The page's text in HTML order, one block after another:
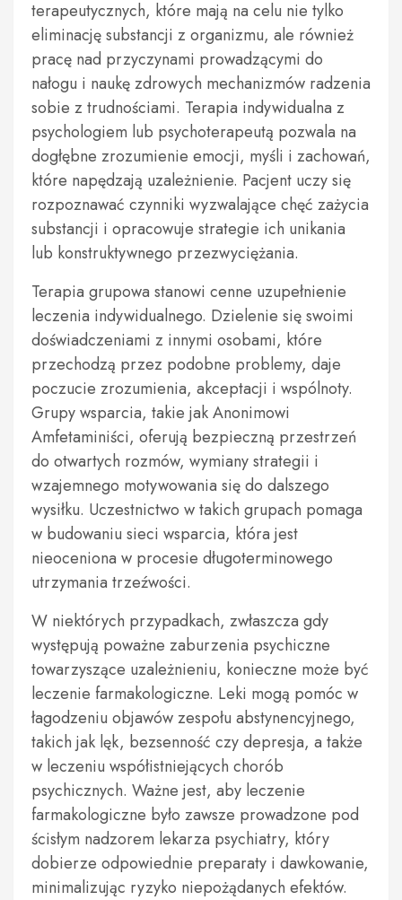
terapeutycznych, które mają na celu nie tylko
eliminację substancji z organizmu, ale również
pracę nad przyczynami prowadzącymi do
nałogu i naukę zdrowych mechanizmów radzenia
sobie z trudnościami. Terapia indywidualna z
psychologiem lub psychoterapeutą pozwala na
dogłębne zrozumienie emocji, myśli i zachowań,
które napędzają uzależnienie. Pacjent uczy się
rozpoznawać czynniki wyzwalające chęć zażycia
substancji i opracowuje strategie ich unikania
lub konstruktywnego przezwyciężania.
Terapia grupowa stanowi cenne uzupełnienie
leczenia indywidualnego. Dzielenie się swoimi
doświadczeniami z innymi osobami, które
przechodzą przez podobne problemy, daje
poczucie zrozumienia, akceptacji i wspólnoty.
Grupy wsparcia, takie jak Anonimowi
Amfetaminiści, oferują bezpieczną przestrzeń
do otwartych rozmów, wymiany strategii i
wzajemnego motywowania się do dalszego
wysiłku. Uczestnictwo w takich grupach pomaga
w budowaniu sieci wsparcia, która jest
nieoceniona w procesie długoterminowego
utrzymania trzeźwości.
W niektórych przypadkach, zwłaszcza gdy
występują poważne zaburzenia psychiczne
towarzyszące uzależnieniu, konieczne może być
leczenie farmakologiczne. Leki mogą pomóc w
łagodzeniu objawów zespołu abstynencyjnego,
takich jak lęk, bezsenność czy depresja, a także
w leczeniu współistniejących chorób
psychicznych. Ważne jest, aby leczenie
farmakologiczne było zawsze prowadzone pod
ścisłym nadzorem lekarza psychiatry, który
dobierze odpowiednie preparaty i dawkowanie,
minimalizując ryzyko niepożądanych efektów.